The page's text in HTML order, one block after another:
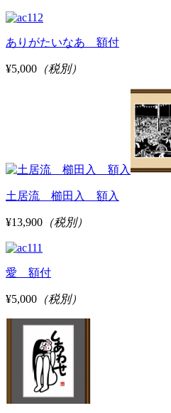
ありがたいなあ 額付
¥5,000 （税別）
土居流 櫛田入 額入
¥13,900 （税別）
愛 額付
¥5,000 （税別）